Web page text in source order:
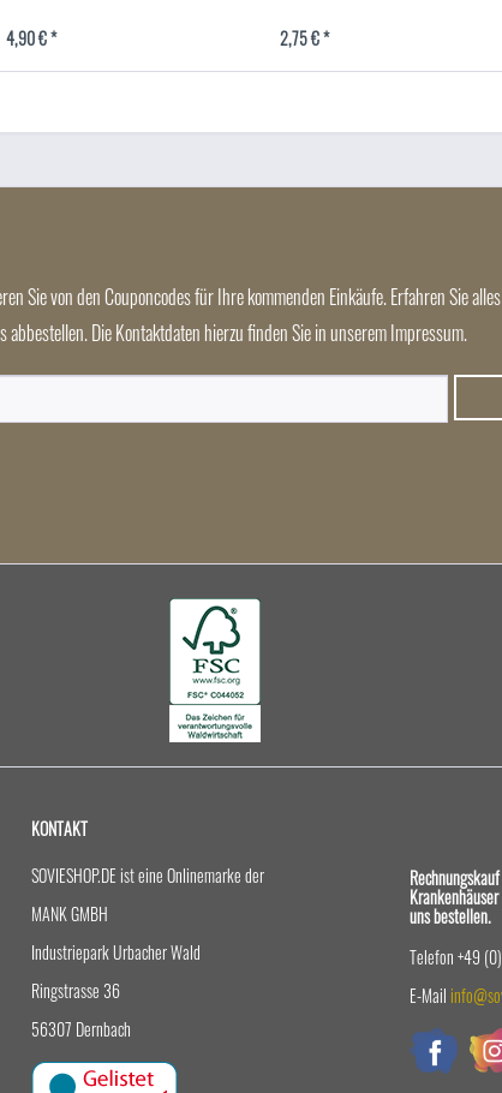
4,90 € * 2,75 € *
Sie von den Couponcodes für Ihre kommenden Einkäufe. Erfahren Sie
Die Kontaktdaten hierzu finden Sie in unserem Impressum.
KONTAKT
SOVIESHOP.DE ist eine Onlinemarke der
MANK GMBH
Industriepark Urbacher Wald
Ringstrasse 36
56307 Dernbach
uns bestellen.
Telefon +49
E-Mail